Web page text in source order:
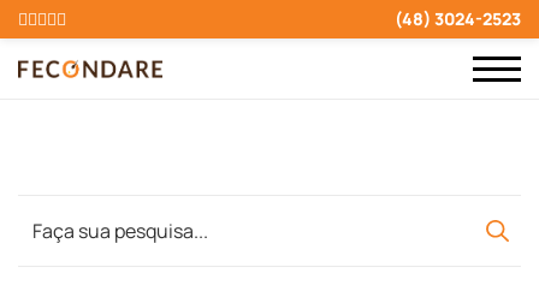
(48) 3024-2523